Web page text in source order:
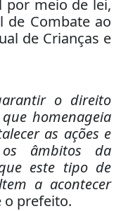
por meio de lei,
de Combate ao
de Crianças e
o direito
homenageia
as ações e
âmbitos da
este tipo de
a acontecer
o prefeito.